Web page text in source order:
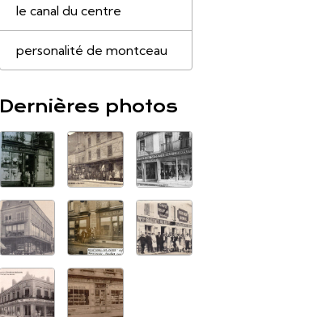
le canal du centre
personalité de montceau
Dernières photos